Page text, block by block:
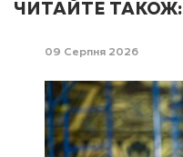
ЧИТАЙТЕ ТАКОЖ:
09 Серпня 2026